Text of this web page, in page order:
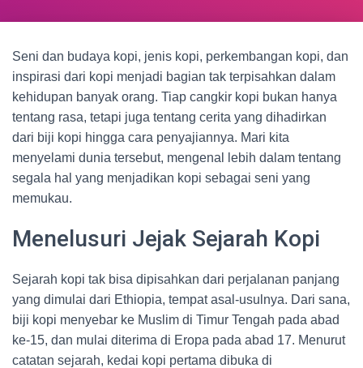
Seni dan budaya kopi, jenis kopi, perkembangan kopi, dan
inspirasi dari kopi menjadi bagian tak terpisahkan dalam
kehidupan banyak orang. Tiap cangkir kopi bukan hanya
tentang rasa, tetapi juga tentang cerita yang dihadirkan
dari biji kopi hingga cara penyajiannya. Mari kita
menyelami dunia tersebut, mengenal lebih dalam tentang
segala hal yang menjadikan kopi sebagai seni yang
memukau.
Menelusuri Jejak Sejarah Kopi
Sejarah kopi tak bisa dipisahkan dari perjalanan panjang
yang dimulai dari Ethiopia, tempat asal-usulnya. Dari sana,
biji kopi menyebar ke Muslim di Timur Tengah pada abad
ke-15, dan mulai diterima di Eropa pada abad 17. Menurut
catatan sejarah, kedai kopi pertama dibuka di